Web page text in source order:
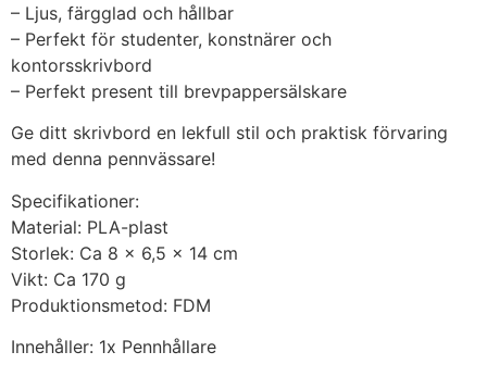
– Ljus, färgglad och hållbar
– Perfekt för studenter, konstnärer och
kontorsskrivbord
– Perfekt present till brevpappersälskare
Ge ditt skrivbord en lekfull stil och praktisk förvaring
med denna pennvässare!
Specifikationer:
Material: PLA-plast
Storlek: Ca 8 x 6,5 x 14 cm
Vikt: Ca 170 g
Produktionsmetod: FDM
Innehåller: 1x Pennhållare